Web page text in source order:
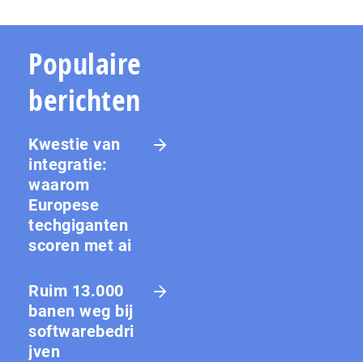
Populaire
berichten
Kwestie van
integratie:
waarom
Europese
techgiganten
scoren met ai
Ruim 13.000
banen weg bij
softwarebedri
jven